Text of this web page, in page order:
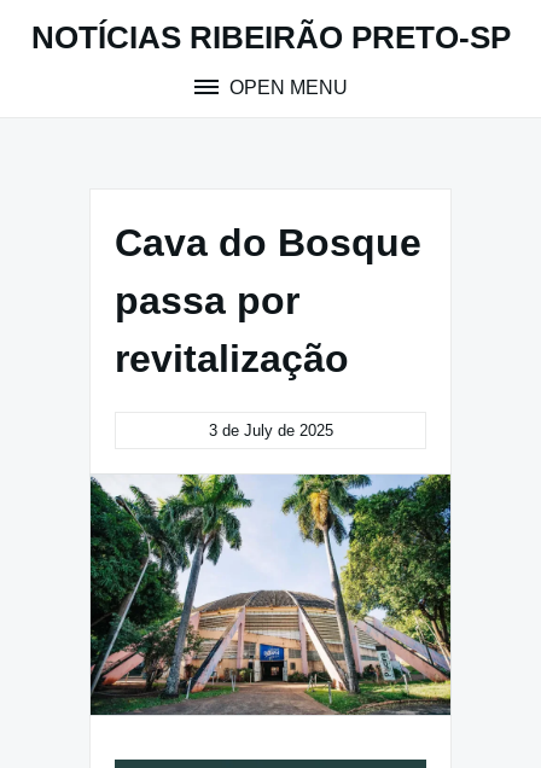
NOTÍCIAS RIBEIRÃO PRETO-SP
OPEN MENU
Cava do Bosque
passa por
revitalização
3 de July de 2025